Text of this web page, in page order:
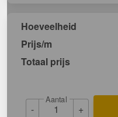
Hoeveelheid
Prijs/m
Totaal prijs
-
Aantal
+